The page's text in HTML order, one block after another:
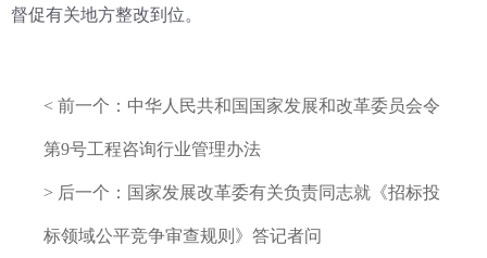
督促有关地方整改到位。
< 前一个： 中华人民共和国国家发展和改革委员会令
第9号工程咨询行业管理办法
> 后一个： 国家发展改革委有关负责同志就《招标投
标领域公平竞争审查规则》答记者问